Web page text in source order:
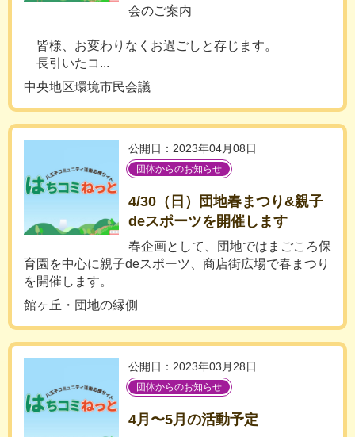
会のご案内
皆様、お変わりなくお過ごしと存じます。
長引いたコ...
中央地区環境市民会議
公開日：2023年04月08日
団体からのお知らせ
4/30（日）団地春まつり&親子
deスポーツを開催します
春企画として、団地ではまごころ保
育園を中心に親子deスポーツ、商店街広場で春まつり
を開催します。
館ヶ丘・団地の縁側
公開日：2023年03月28日
団体からのお知らせ
4月〜5月の活動予定